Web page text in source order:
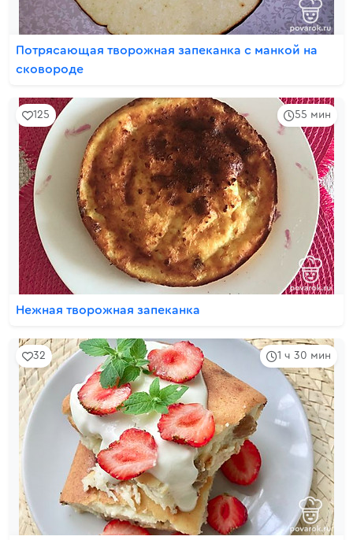
Потрясающая творожная запеканка с манкой на
сковороде
55 мин
125
Нежная творожная запеканка
1 ч 30 мин
32